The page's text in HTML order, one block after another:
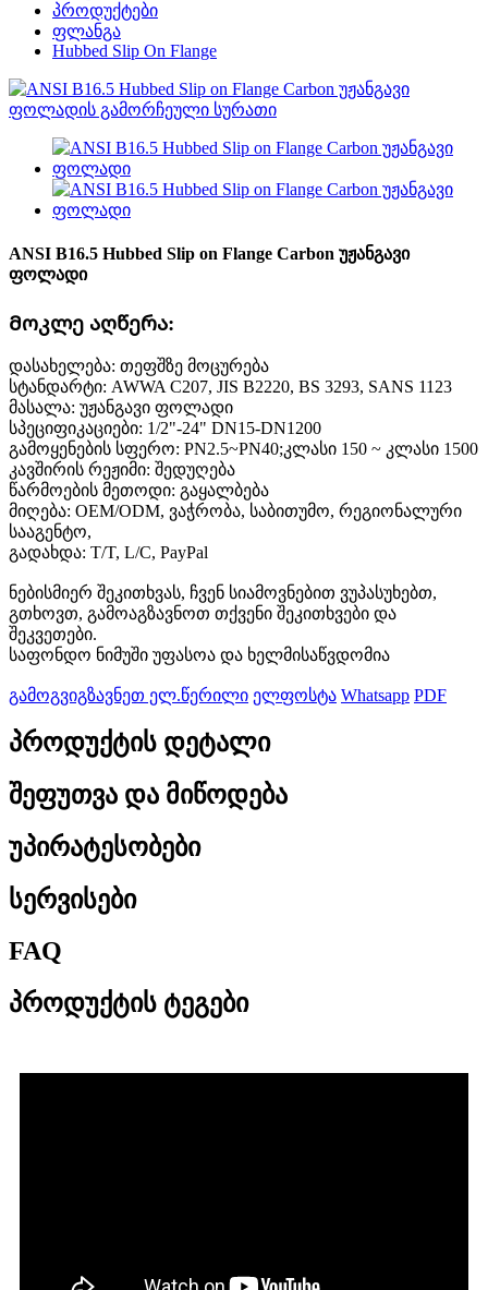
პროდუქტები
ფლანგა
Hubbed Slip On Flange
ANSI B16.5 Hubbed Slip on Flange Carbon უჟანგავი
ფოლადი
Მოკლე აღწერა:
დასახელება: თეფშზე მოცურება
სტანდარტი: AWWA C207, JIS B2220, BS 3293, SANS 1123
მასალა: უჟანგავი ფოლადი
სპეციფიკაციები: 1/2"-24" DN15-DN1200
გამოყენების სფერო: PN2.5~PN40;კლასი 150 ~ კლასი 1500
კავშირის რეჟიმი: შედუღება
წარმოების მეთოდი: გაყალბება
მიღება: OEM/ODM, ვაჭრობა, საბითუმო, რეგიონალური
სააგენტო,
გადახდა: T/T, L/C, PayPal
ნებისმიერ შეკითხვას, ჩვენ სიამოვნებით ვუპასუხებთ,
გთხოვთ, გამოაგზავნოთ თქვენი შეკითხვები და
შეკვეთები.
საფონდო ნიმუში უფასოა და ხელმისაწვდომია
გამოგვიგზავნეთ ელ.წერილი ელფოსტა Whatsapp PDF
პროდუქტის დეტალი
შეფუთვა და მიწოდება
უპირატესობები
სერვისები
FAQ
პროდუქტის ტეგები